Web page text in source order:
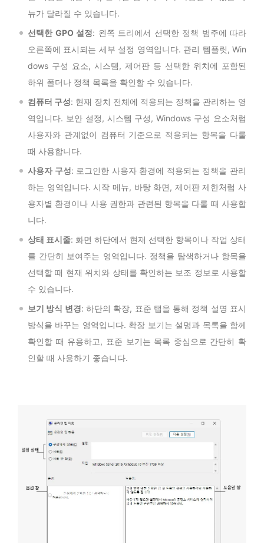
뉴가 달라질 수 있습니다.
선택한 GPO 설정: 왼쪽 트리에서 선택한 정책 범주에 따라
오른쪽에 표시되는 세부 설정 영역입니다. 관리 템플릿, Win
dows 구성 요소, 시스템, 제어판 등 선택한 위치에 포함된
하위 폴더나 정책 목록을 확인할 수 있습니다.
컴퓨터 구성: 현재 장치 전체에 적용되는 정책을 관리하는 영
역입니다. 보안 설정, 시스템 구성, Windows 구성 요소처럼
사용자와 관계없이 컴퓨터 기준으로 적용되는 항목을 다룰
때 사용합니다.
사용자 구성: 로그인한 사용자 환경에 적용되는 정책을 관리
하는 영역입니다. 시작 메뉴, 바탕 화면, 제어판 제한처럼 사
용자별 환경이나 사용 권한과 관련된 항목을 다룰 때 사용합
니다.
상태 표시줄: 화면 하단에서 현재 선택한 항목이나 작업 상태
를 간단히 보여주는 영역입니다. 정책을 탐색하거나 항목을
선택할 때 현재 위치와 상태를 확인하는 보조 정보로 사용할
수 있습니다.
보기 방식 변경: 하단의 확장, 표준 탭을 통해 정책 설명 표시
방식을 바꾸는 영역입니다. 확장 보기는 설명과 목록을 함께
확인할 때 유용하고, 표준 보기는 목록 중심으로 간단히 확
인할 때 사용하기 좋습니다.